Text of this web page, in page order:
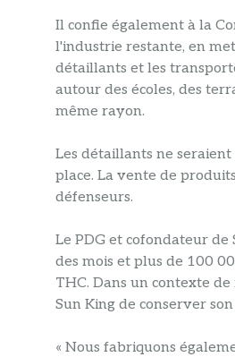
Il confie également à la
l'industrie restante, en
détaillants et les
autour des écoles, des
même rayon.
Les détaillants ne
place. La vente de
défenseurs.
Le PDG et cofondateur
des mois et plus de 100
THC. Dans un contexte
Sun King de conserver
« Nous fabriquons